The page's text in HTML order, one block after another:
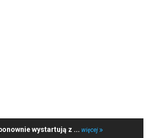
wystartują z ... więcej